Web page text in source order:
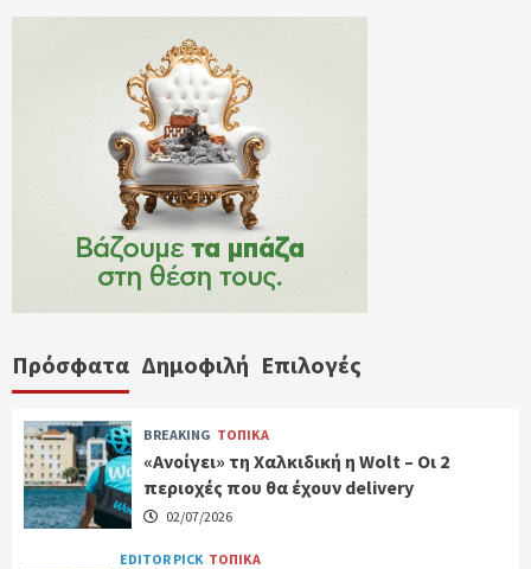
Πρόσφατα Δημοφιλή Επιλογές
BREAKING ΤΟΠΙΚΑ
«Ανοίγει» τη Χαλκιδική η Wolt – Οι 2
περιοχές που θα έχουν delivery
02/07/2026
EDITOR PICK ΤΟΠΙΚΑ